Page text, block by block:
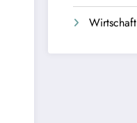
Wirtschaft